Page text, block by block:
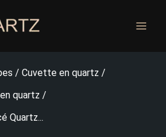
/ Cuvette en quartz /
quartz /
Quartz...